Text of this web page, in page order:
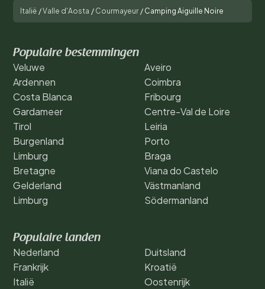
Italië /Valle d'Aosta / Courmayeur / Camping Aiguille Noire
Populaire bestemmingen
Veluwe
Ardennen
Costa Blanca
Gardameer
Tirol
Burgenland
Limburg
Bretagne
Gelderland
Limburg
Aveiro
Coimbra
Fribourg
Centre-Val de Loire
Leiria
Porto
Braga
Viana do Castelo
Västmanland
Södermanland
Populaire landen
Nederland
Frankrijk
Italië
Duitsland
Kroatië
Oostenrijk